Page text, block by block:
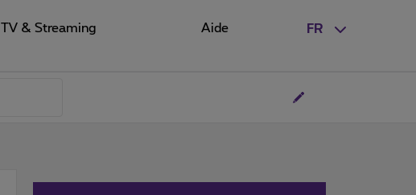
FR
TV & Streaming Aide